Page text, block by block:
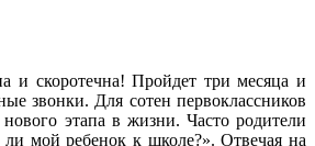
и скоротечна! Пройдет три месяца и
звонки. Для сотен первоклассников
этапа в жизни. Часто родители
ли мой ребенок к школе?». Отвечая на